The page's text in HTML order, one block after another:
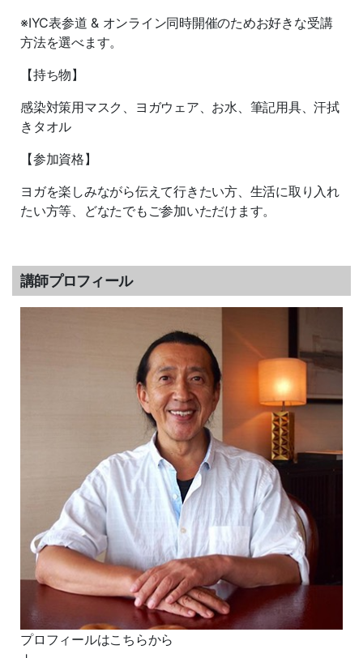
※IYC表参道 & オンライン同時開催のためお好きな受講
方法を選べます。
【持ち物】
感染対策用マスク、ヨガウェア、お水、筆記用具、汗拭
きタオル
【参加資格】
ヨガを楽しみながら伝えて行きたい方、生活に取り入れ
たい方等、どなたでもご参加いただけます。
講師プロフィール
プロフィールはこちらから